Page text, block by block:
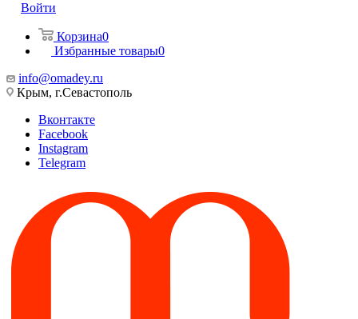
Войти
Корзина0
Избранные товары0
info@omadey.ru
Крым, г.Севастополь
Вконтакте
Facebook
Instagram
Telegram